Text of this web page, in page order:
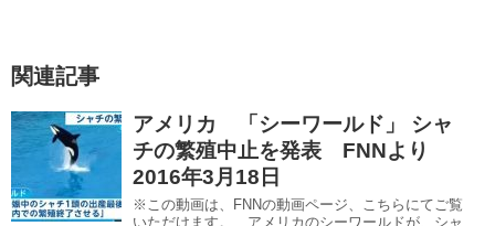
関連記事
アメリカ 「シーワールド」 シャ
チの繁殖中止を発表 FNNより
2016年3月18日
※この動画は、FNNの動画ページ、こちらにてご覧
いただけます。 アメリカのシーワールドが、シャ